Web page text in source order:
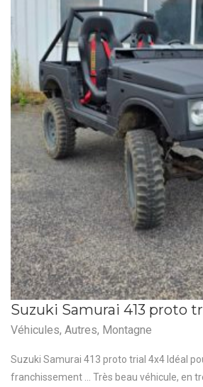
Suzuki Samurai 413 proto
Véhicules, Autres, Montagne
Suzuki Samurai 413 proto trial 4x4 Idéal
franchissement ... Très beau véhicule, en